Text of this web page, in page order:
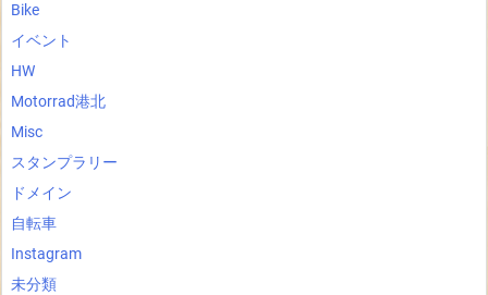
Bike
イベント
HW
Motorrad港北
Misc
スタンプラリー
ドメイン
自転車
Instagram
未分類